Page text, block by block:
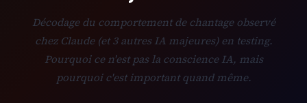
Décodage du comportement de chantage observé
chez Claude (et 3 autres IA majeures) en testing.
Pourquoi ce n'est pas la conscience IA, mais
pourquoi c'est important quand même.